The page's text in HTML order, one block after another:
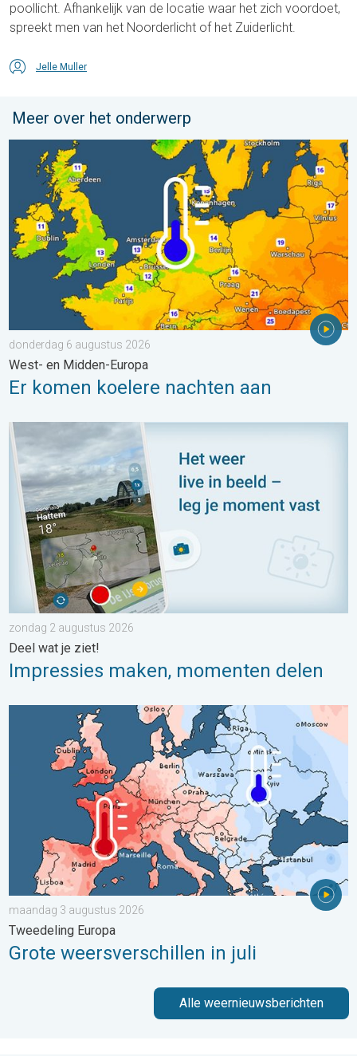
poollicht. Afhankelijk van de locatie waar het zich voordoet,
spreekt men van het Noorderlicht of het Zuiderlicht.
Jelle Muller
Meer over het onderwerp
Er komen koelere nachten aan. West- en Midden-Europa. . .
donderdag 6 augustus 2026
West- en Midden-Europa
Er komen koelere nachten aan
Impressies maken, momenten delen. Deel wat je ziet!. . .
zondag 2 augustus 2026
Deel wat je ziet!
Impressies maken, momenten delen
Grote weersverschillen in juli. Tweedeling Europa. . .
maandag 3 augustus 2026
Tweedeling Europa
Grote weersverschillen in juli
Alle weernieuwsberichten